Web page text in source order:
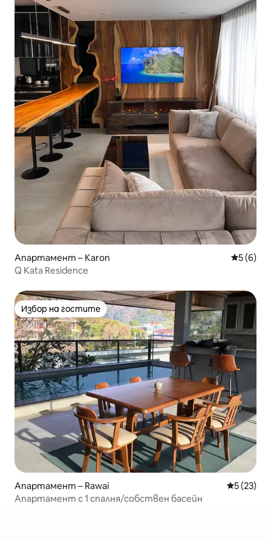
Апартамент – Karon Средна
5 (6)
Q Kata Residence
Избор на гостите
Избор на гостите
Апартамент – Rawai Средна
5 (23)
Апартамент с 1 спалня/собствен басейн